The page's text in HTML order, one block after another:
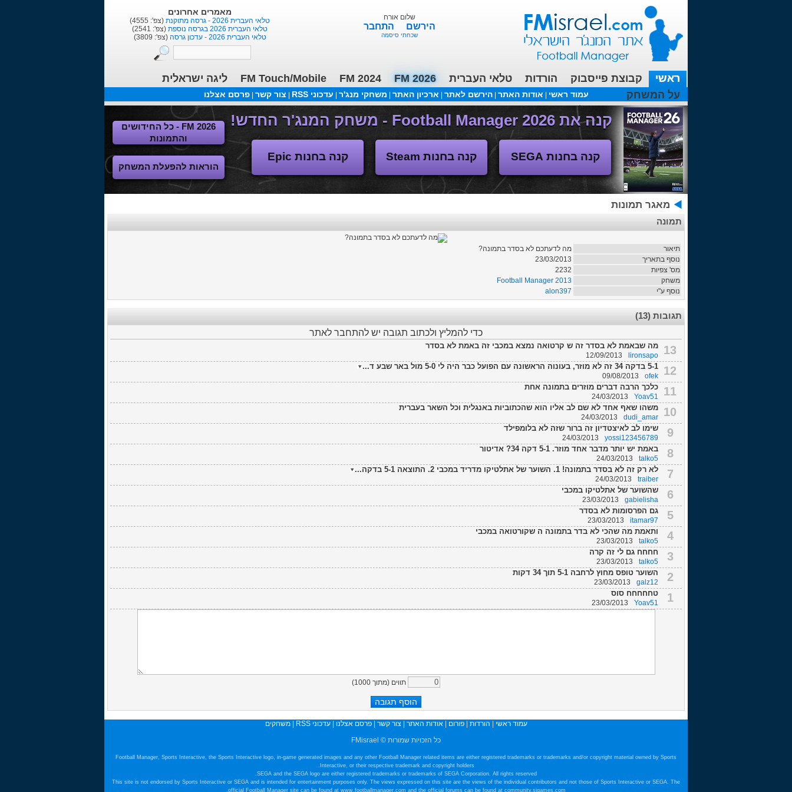
מאמרים אחרונים
טלאי העברית 2026 - גרסה מתוקנת
(צפ': 4555)
טלאי העברית 2026 בגרסה נוספת
(צפ': 2541)
טלאי העברית 2026 - עדכון גרסה
(צפ': 3809)
שלום אורח
הירשם התחבר
שכחתי סיסמה
ראשי קבוצת פייסבוק הורדות טלאי העברית FM 2026
FM 2024
FM Touch/Mobile
ליגה ישראלית
על המשחק
עמוד ראשי אודות האתר |הירשם לאתר ארכיון האתר משחקי מנג'ר עדכוני RSS צור קשר פרסם אצלנו
עכשיו בפורומים:FM19- איך יוצאים לחופשה עם המאמן ?
קנה את Football Manager 2026 - משחק המנג'ר החדש!
קנה בחנות SEGA קנה בחנות Steam קנה בחנות Epic
FM 2026 - כל החידושים
והתמונות
הוראות להפעלת המשחק
מאגר תמונות
תמונה
תיאור
מה לדעתכם לא בסדר בתמונה?
נוסף בתאריך
23/03/2013
מס' צפיות
2232
משחק
Football Manager 2013
נוסף ע"י
alon397
תגובות (13)
כדי להמליץ ולכתוב תגובה יש להתחבר לאתר
13 מה שבאמת לא בסדר זה ש קרטואה נמצא במכבי זה באמת לא בסדר
lironsapo
12/09/2013
12 5-1 בדקה 34 זה לא מוזר, בעונוה הראשונה עם הפועל כבר היה לי 5-0 מול באר שבע ד...
ofek
09/08/2013
11 כלכך הרבה דברים מוזרים בתמונה אחת
Yoav51
24/03/2013
10 משהו שאף אחד לא שם לב אליו הוא שהכתוביות באנגלית וכל השאר בעברית
dudi_amar
24/03/2013
9 שימו לב לאיצטדיון זה ברור שזה לא בלומפילד
yossi123456789
24/03/2013
8 באמת יש יותר מדבר אחד מוזר. 5-1 דקה 34? אדיטור
talko5
24/03/2013
7 לא רק זה לא בסדר בתמונה! 1. השוער של אתלטיקו מדריד במכבי 2. התוצאה 5-1 בדקה...
traiber
24/03/2013
6 שהשוער של אתלטיקו במכבי
gabielisha
23/03/2013
5 גם הפרסומות לא בסדר
itamar97
23/03/2013
4 ותאמת מה שהכי לא בדר בתמונה ה שקורטואה במכבי
talko5
23/03/2013
3 חחחח גם לי זה קרה
talko5
23/03/2013
2 השוער טופס מחוץ לרחבה 5-1 תוך 34 דקות
galz12
23/03/2013
1 טחחחחח סוס
Yoav51
23/03/2013
תווים (מתוך 1000
)
עמוד ראשי הורדות |פורום |אודות האתר צור קשר |פרסם אצלנו |עדכוני RSS |משחקים
כל הזכויות שמורות © FMisrael
Football Manager, Sports Interactive, the Sports Interactive logo, in-game generated images and any other Football Manager related items are either registered trademarks or trademarks and/or copyright material owned by Sports
Interactive, or their respective trademark and copyright holders.
SEGA and the SEGA logo are either registered trademarks or trademarks of SEGA Corporation. All rights reserved.
This site is not endorsed by Sports Interactive or SEGA and is intended for entertainment purposes only. The views expressed on this site are the views of the individual contributors and not those of Sports Interactive or SEGA. The
official Football Manager site can be found at www.footballmanager.com and the official forums can be found at community.sigames.com.